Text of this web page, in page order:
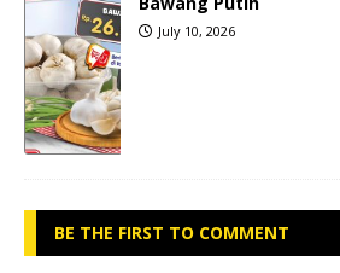
July 10, 2026
BE THE FIRST TO COMMENT